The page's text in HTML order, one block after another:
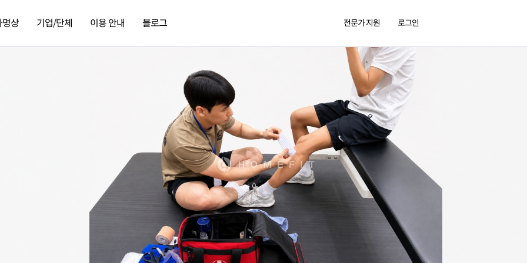
명상 기업/단체 이용 안내 블로그 전문가 지원 로그인